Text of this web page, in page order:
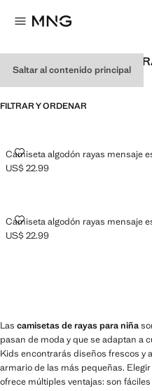
Saltar al contenido principal
CAMISETAS DE RAYAS
FILTRAR Y ORDENAR
Camiseta algodón rayas mensaje
CAMISETA ALGODÓN RAYAS
Precio actual [US$ 22.99 ]
US$ 22.99
Camiseta algodón rayas mensaje
CAMISETA ALGODÓN RAYAS
Precio actual [US$ 22.99 ]
US$ 22.99
Las camisetas de rayas para niña
pasan de moda y que se adaptan a
Kids encontrarás diseños frescos y
armario de las más pequeñas. Elegir
ofrece múltiples ventajas: son